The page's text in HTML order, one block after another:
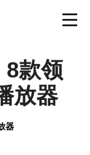
8款领
放器
器